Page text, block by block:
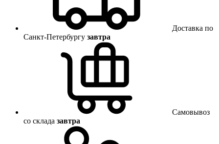
Доставка по
Санкт-Петербургу завтра
Самовывоз
со склада завтра